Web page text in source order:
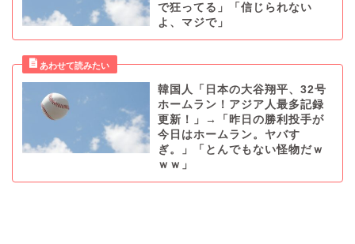
で狂ってる」「信じられない
よ、マジで」
韓国人「日本の大谷翔平、32号
ホームラン！アジア人最多記録
更新！」→「昨日の勝利投手が
今日はホームラン。ヤバす
ぎ。」「とんでもない怪物だｗ
ｗｗ」